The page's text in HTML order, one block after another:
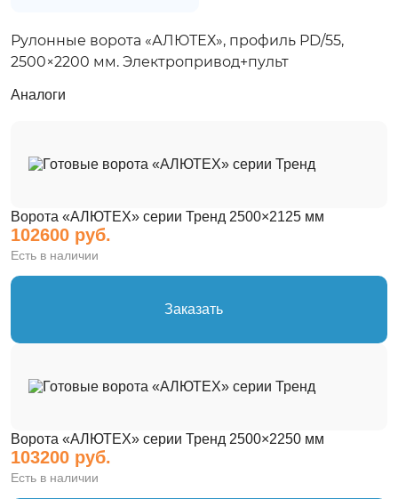
Рулонные ворота «АЛЮТЕХ», профиль PD/55,
2500×2200 мм. Электропривод+пульт
Аналоги
Ворота «АЛЮТЕХ» серии Тренд 2500×2125 мм
102600 руб.
Есть в наличии
Заказать
Ворота «АЛЮТЕХ» серии Тренд 2500×2250 мм
103200 руб.
Есть в наличии